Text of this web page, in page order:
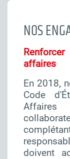
NOS
affaires
En 2018,
Code
doivent